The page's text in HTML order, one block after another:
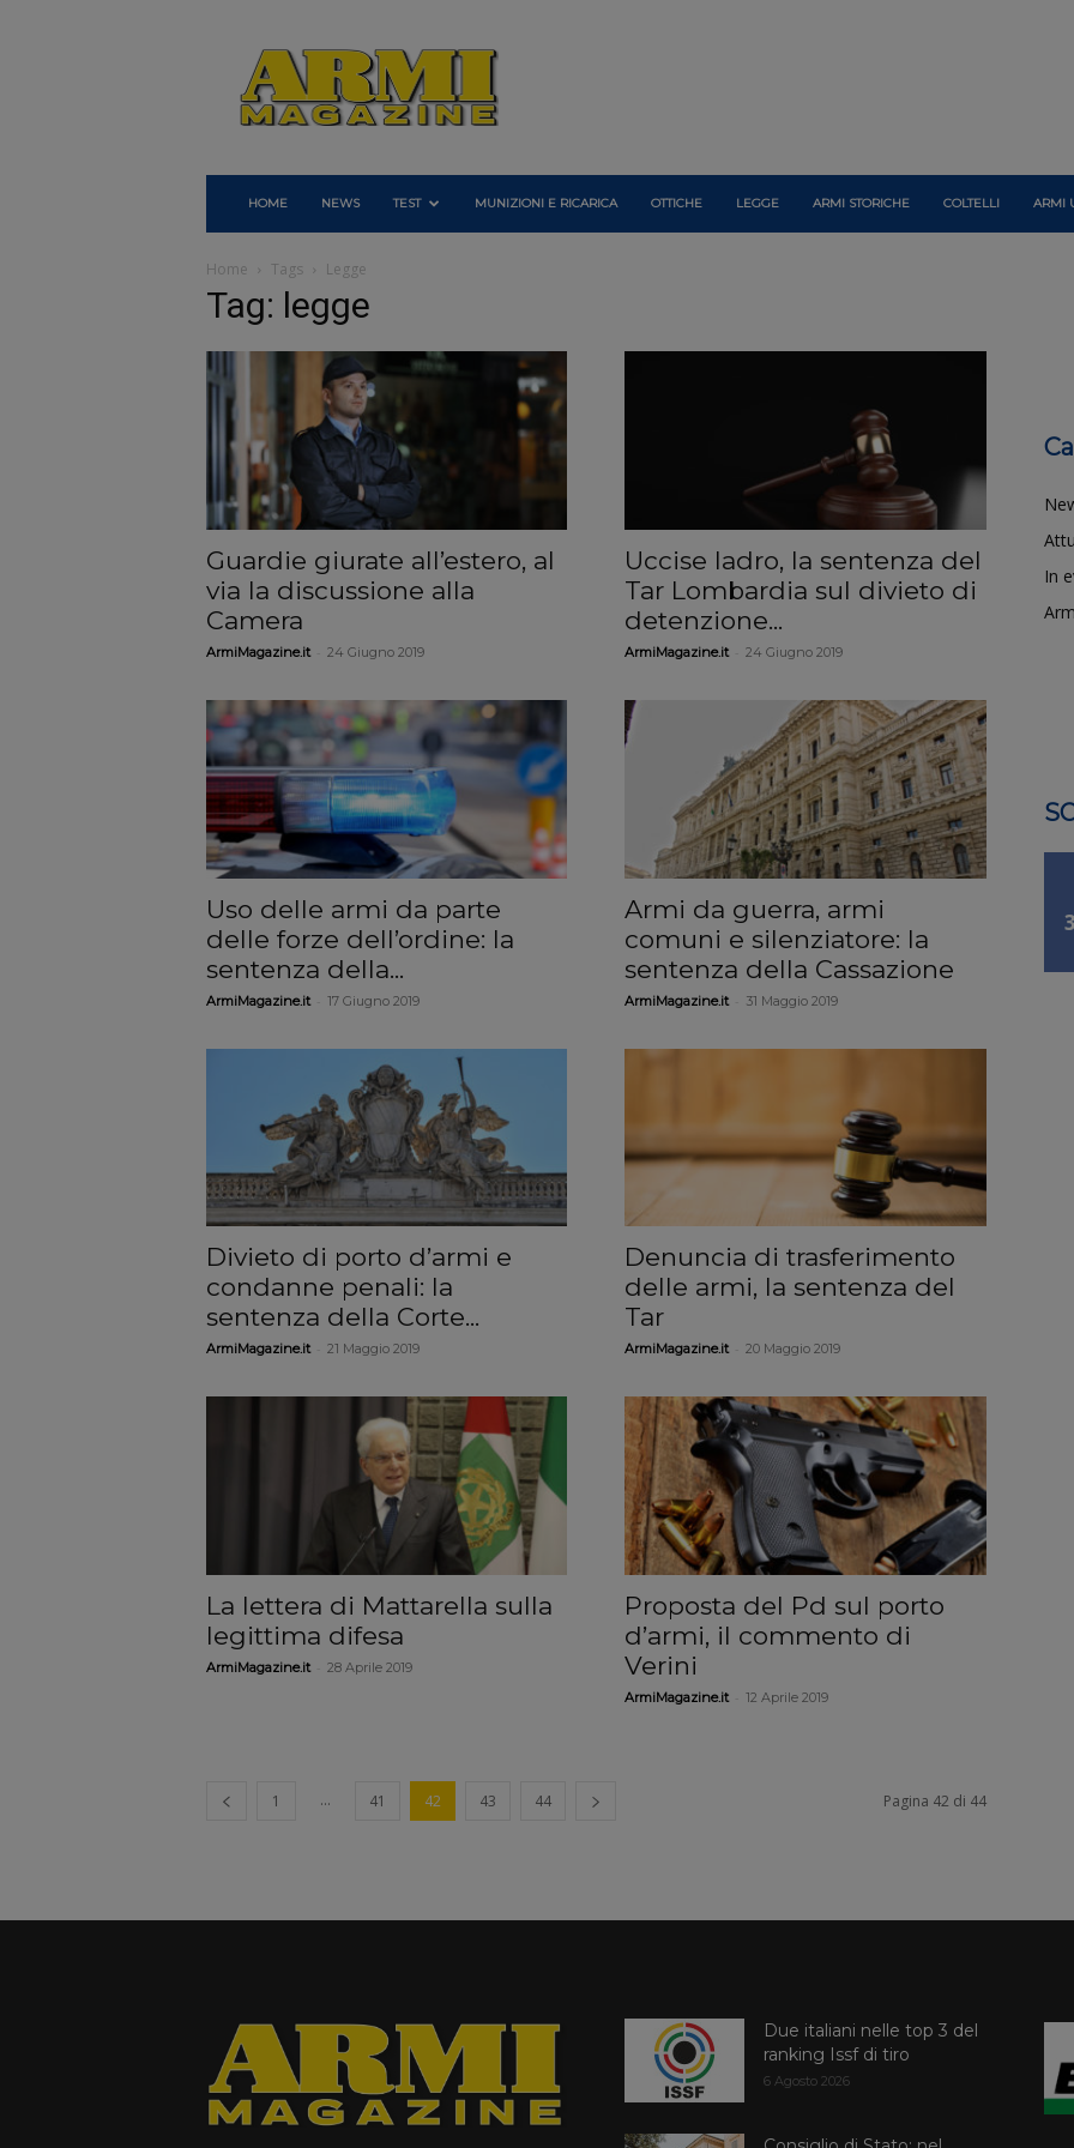
Armi
Magazine
HOME NEWS TEST MUNIZIONI E RICARICA OTTICHE LEGGE ARMI STORICHE COLTELLI ARMI
Home Tags Legge
Tag: legge
Guardie giurate all’estero, al
via la discussione alla
Camera
ArmiMagazine.it 24 Giugno 2019
Uccise ladro, la sentenza del
Tar Lombardia sul divieto di
detenzione...
ArmiMagazine.it 24 Giugno 2019
Uso delle armi da parte
delle forze dell’ordine: la
sentenza della...
ArmiMagazine.it 17 Giugno 2019
Armi da guerra, armi
comuni e silenziatore: la
sentenza della Cassazione
ArmiMagazine.it 31 Maggio 2019
Divieto di porto d’armi e
condanne penali: la
sentenza della Corte...
ArmiMagazine.it 21 Maggio 2019
Denuncia di trasferimento
delle armi, la sentenza del
Tar
ArmiMagazine.it 20 Maggio 2019
La lettera di Mattarella sulla
legittima difesa
ArmiMagazine.it 28 Aprile 2019
Proposta del Pd sul porto
d’armi, il commento di
Verini
ArmiMagazine.it 12 Aprile 2019
1 ... 41 42 43 44 Pagina 42 di 44
In
Due italiani nelle top 3 del
ranking Issf di tiro
6 Agosto 2026